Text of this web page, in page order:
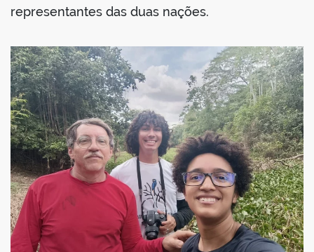
representantes das duas nações.